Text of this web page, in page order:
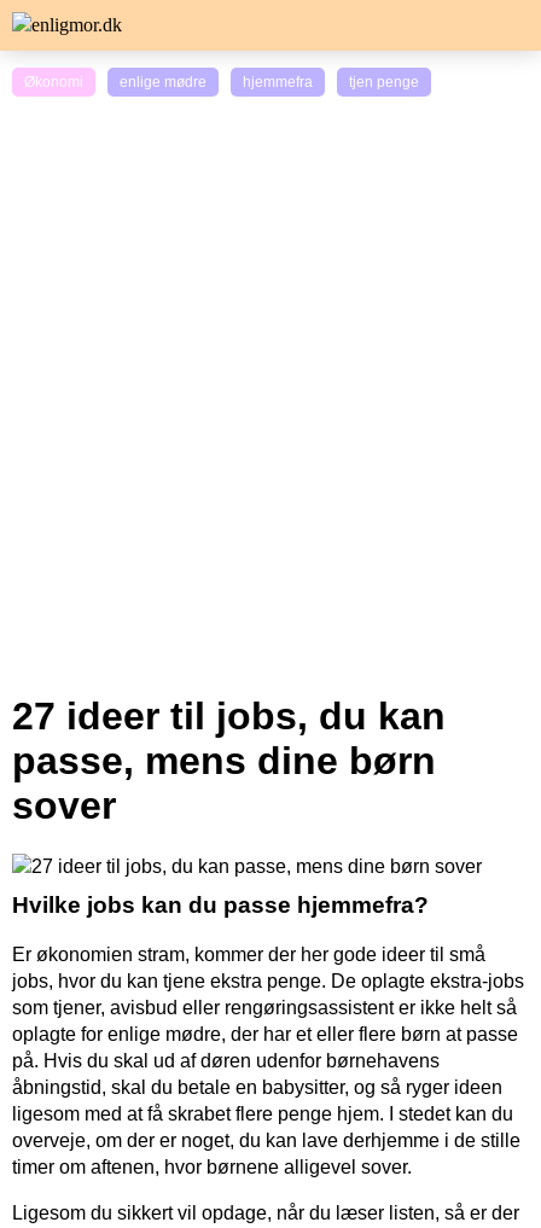
Økonomi enlige mødre hjemmefra tjen penge
27 ideer til jobs, du kan
passe, mens dine børn
sover
Hvilke jobs kan du passe hjemmefra?
Er økonomien stram, kommer der her gode ideer til små
jobs, hvor du kan tjene ekstra penge. De oplagte ekstra-jobs
som tjener, avisbud eller rengøringsassistent er ikke helt så
oplagte for enlige mødre, der har et eller flere børn at passe
på. Hvis du skal ud af døren udenfor børnehavens
åbningstid, skal du betale en babysitter, og så ryger ideen
ligesom med at få skrabet flere penge hjem. I stedet kan du
overveje, om der er noget, du kan lave derhjemme i de stille
timer om aftenen, hvor børnene alligevel sover.
Ligesom du sikkert vil opdage, når du læser listen, så er der